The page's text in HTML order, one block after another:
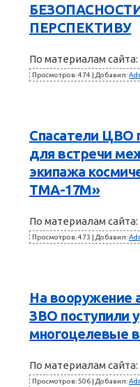
ПЕРСПЕКТИВУ
По материалам
Просмотров: 474 | Добавил:
Спасатели ЦВО
для встречи
экипажа
ТМА-17М»
По материалам
Просмотров: 473 | Добавил:
На вооружение
ЗВО поступили
многоцелевые
По материалам
Просмотров: 506 | Добавил: